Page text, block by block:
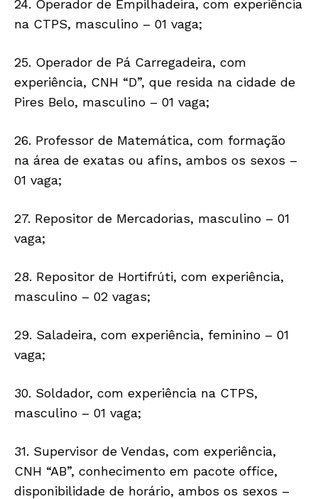
24. Operador de Empilhadeira, com experiência
na CTPS, masculino – 01 vaga;
25. Operador de Pá Carregadeira, com
experiência, CNH “D”, que resida na cidade de
Pires Belo, masculino – 01 vaga;
26. Professor de Matemática, com formação
na área de exatas ou afins, ambos os sexos –
01 vaga;
27. Repositor de Mercadorias, masculino – 01
vaga;
28. Repositor de Hortifrúti, com experiência,
masculino – 02 vagas;
29. Saladeira, com experiência, feminino – 01
vaga;
30. Soldador, com experiência na CTPS,
masculino – 01 vaga;
31. Supervisor de Vendas, com experiência,
CNH “AB”, conhecimento em pacote office,
disponibilidade de horário, ambos os sexos –